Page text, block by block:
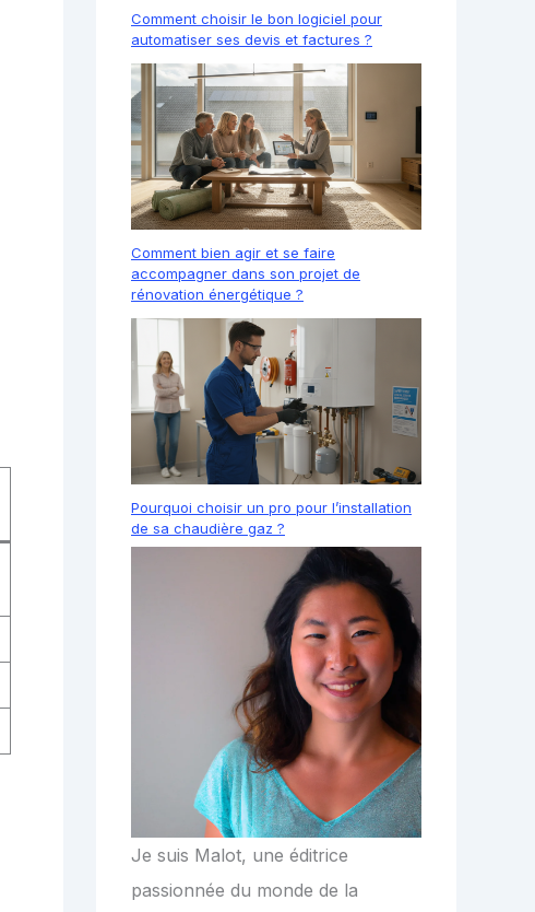
Comment choisir le bon logiciel pour
automatiser ses devis et factures ?
Comment bien agir et se faire
accompagner dans son projet de
rénovation énergétique ?
Pourquoi choisir un pro pour l’installation
de sa chaudière gaz ?
Je suis Malot, une éditrice
passionnée du monde de la